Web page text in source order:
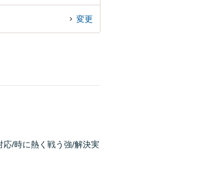
変更
応/時に熱く戦う強/解決実